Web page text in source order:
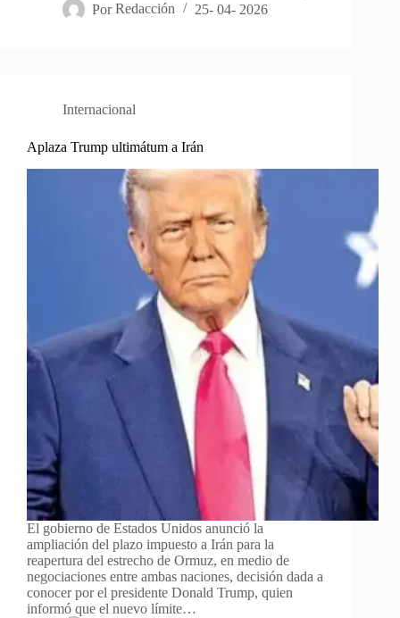
Por Redacción 25- 04- 2026
Internacional
Aplaza Trump ultimátum a Irán
El gobierno de Estados Unidos anunció la
ampliación del plazo impuesto a Irán para la
reapertura del estrecho de Ormuz, en medio de
negociaciones entre ambas naciones, decisión dada a
conocer por el presidente Donald Trump, quien
informó que el nuevo límite…